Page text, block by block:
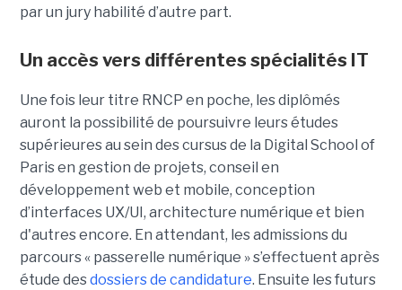
par un jury habilité d’autre part.
Un accès vers différentes spécialités IT
Une fois leur titre RNCP en poche, les diplômés
auront la possibilité de poursuivre leurs études
supérieures au sein des cursus de la Digital School of
Paris en gestion de projets, conseil en
développement web et mobile, conception
d’interfaces UX/UI, architecture numérique et bien
d'autres encore. En attendant, les admissions du
parcours « passerelle numérique » s’effectuent après
étude desdossiers de candidature. Ensuite les futurs